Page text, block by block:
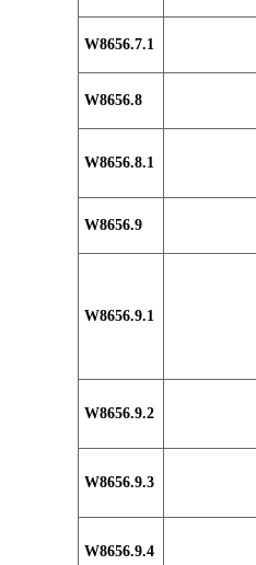
W8656.7.1
W8656.8
W8656.8.1
W8656.9
W8656.9.1
W8656.9.2
W8656.9.3
W8656.9.4